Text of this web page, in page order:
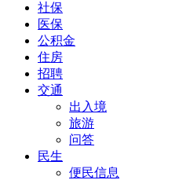
社保
医保
公积金
住房
招聘
交通
出入境
旅游
问答
民生
便民信息